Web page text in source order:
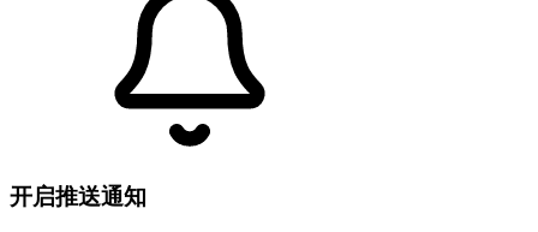
开启推送通知